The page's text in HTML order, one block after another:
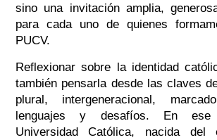
sino una invitación amplia,
para cada uno de quienes
PUCV.
Reflexionar sobre la identidad
también pensarla desde las claves
plural, intergeneracional,
lenguajes y desafíos. En ese
Universidad Católica, nacida